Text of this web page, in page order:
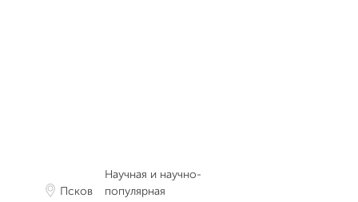
Псков
Научная и научно-
популярная